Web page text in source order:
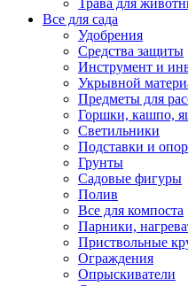
Трава для
Все для сада
Удобрения
Средства защиты
Инструмент и
Укрывной
Предметы для
Горшки, кашпо,
Светильники
Подставки и
Грунты
Садовые фигуры
Полив
Все для компоста
Парники,
Приствольные
Ограждения
Опрыскиватели